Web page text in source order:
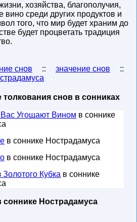
хозяйства, благополучия,
вино среди других продуктов и
того, что мир будет храним до
будет процветать традиция
снов :: значение снов
::
снов в сонниках
Угощают Вином в соннике
в соннике Нострадамуса
в соннике Нострадамуса
Кубка в соннике
соннике Нострадамуса